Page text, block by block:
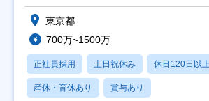
東京都
700万~1500万
正社員採用 土日祝休み 休日120日以上
産休・育休あり 賞与あり